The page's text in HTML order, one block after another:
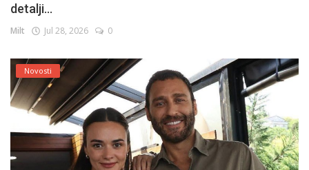
detalji...
Milt Jul 28, 2026 0
Novosti